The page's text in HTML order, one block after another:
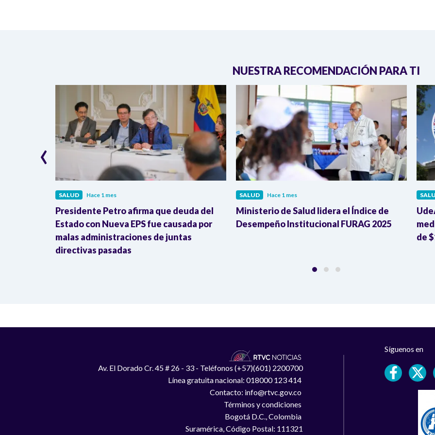
NUESTRA RECOMENDACIÓN PARA TI
SALUD Hace 1 mes
Presidente Petro afirma que deuda del
Estado con Nueva EPS fue causada por
malas administraciones de juntas
directivas pasadas
SALUD Hace 1 mes
Ministerio de Salud lidera el Índice de
Desempeño Institucional FURAG 2025
de
‹
Av. El Dorado Cr. 45 # 26 - 33 - Teléfonos (+57)(601) 2200700
Línea gratuita nacional: 018000 123 414
Contacto: info@rtvc.gov.co
Términos y condiciones
Bogotá D.C., Colombia
Suramérica, Código Postal: 111321
Síguenos en